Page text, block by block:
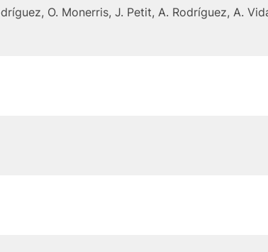
O. Monerris, J. Petit, A. Rodríguez, A.